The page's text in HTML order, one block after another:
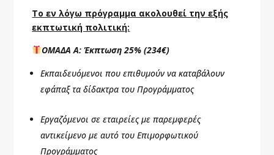
Το εν λόγω πρόγραμμα ακολουθεί την εξής
εκπτωτική πολιτική:
ΟΜΑΔΑ Α: Έκπτωση 25% (234€)
Εκπαιδευόμενοι που επιθυμούν να καταβάλουν
εφάπαξ τα δίδακτρα του Προγράμματος
Εργαζόμενοι σε εταιρείες με παρεμφερές
αντικείμενο με αυτό του Επιμορφωτικού
Προγράμματος